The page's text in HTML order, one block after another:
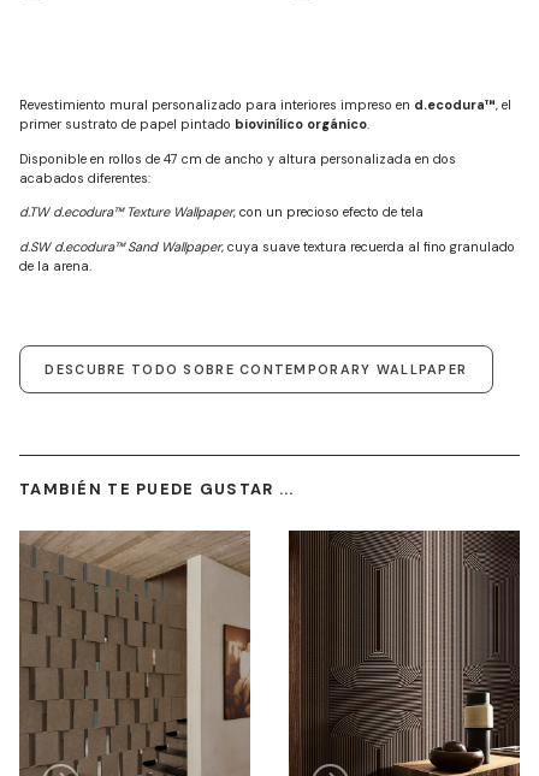
Revestimiento mural personalizado para interiores impreso en d.ecodura™, el
primer sustrato de papel pintado biovinílico orgánico.
Disponible en rollos de 47 cm de ancho y altura personalizada en dos
acabados diferentes:
d.TW d.ecodura™ Texture Wallpaper, con un precioso efecto de tela
d.SW d.ecodura™ Sand Wallpaper, cuya suave textura recuerda al fino granulado
de la arena.
DESCUBRE TODO SOBRE CONTEMPORARY WALLPAPER
TAMBIÉN TE PUEDE GUSTAR ...